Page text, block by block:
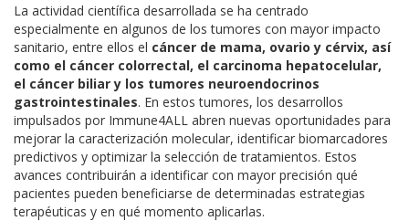
La actividad científica desarrollada se ha centrado
especialmente en algunos de los tumores con mayor impacto
sanitario, entre ellos el cáncer de mama, ovario y cérvix, así
como el cáncer colorrectal, el carcinoma hepatocelular,
el cáncer biliar y los tumores neuroendocrinos
gastrointestinales. En estos tumores, los desarrollos
impulsados por Immune4ALL abren nuevas oportunidades para
mejorar la caracterización molecular, identificar biomarcadores
predictivos y optimizar la selección de tratamientos. Estos
avances contribuirán a identificar con mayor precisión qué
pacientes pueden beneficiarse de determinadas estrategias
terapéuticas y en qué momento aplicarlas.